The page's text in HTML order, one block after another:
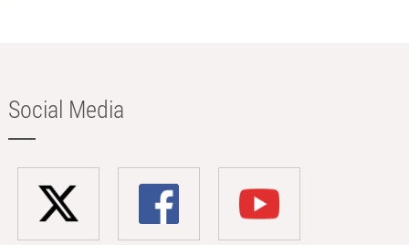
Social Media